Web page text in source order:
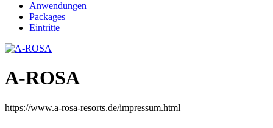
Anwendungen
Packages
Eintritte
A-ROSA
https://www.a-rosa-resorts.de/impressum.html